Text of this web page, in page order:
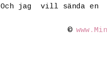
Och jag vill sända en
©